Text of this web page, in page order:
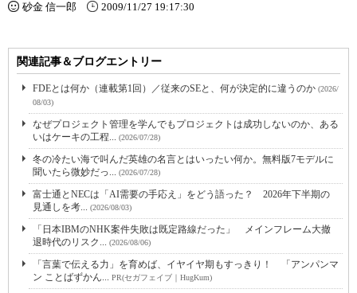
砂金 信一郎 2009/11/27 19:17:30
関連記事＆ブログエントリー
FDEとは何か（連載第1回）／従来のSEと、何が決定的に違うのか (2026/
08/03)
なぜプロジェクト管理を学んでもプロジェクトは成功しないのか、ある
いはケーキの工程... (2026/07/28)
冬の冷たい海で叫んだ英雄の名言とはいったい何か。無料版7モデルに
聞いたら微妙だっ... (2026/07/28)
富士通とNECは「AI需要の手応え」をどう語った？ 2026年下半期の
見通しを考... (2026/08/03)
「日本IBMのNHK案件失敗は既定路線だった」 メインフレーム大撤
退時代のリスク... (2026/08/06)
「言葉で伝える力」を育めば、イヤイヤ期もすっきり！ 「アンパンマ
ン ことばずかん... PR(セガフェイブ｜HugKum)